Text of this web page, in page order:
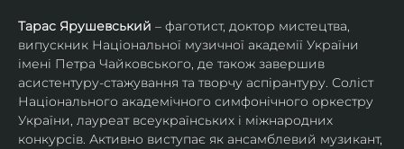
Тарас Ярушевський – фаготист, доктор мистецтва,
випускник Національної музичної академії України
імені Петра Чайковського, де також завершив
асистентуру-стажування та творчу аспірантуру. Соліст
Національного академічного симфонічного оркестру
України, лауреат всеукраїнських і міжнародних
конкурсів. Активно виступає як ансамблевий музикант,